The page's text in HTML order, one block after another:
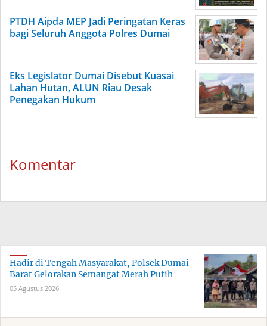
PTDH Aipda MEP Jadi Peringatan Keras
bagi Seluruh Anggota Polres Dumai
Eks Legislator Dumai Disebut Kuasai
Lahan Hutan, ALUN Riau Desak
Penegakan Hukum
Komentar
Hadir di Tengah Masyarakat, Polsek Dumai
Barat Gelorakan Semangat Merah Putih
05 Agustus 2026